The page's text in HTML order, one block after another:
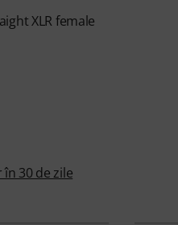
XLR female
30 de zile